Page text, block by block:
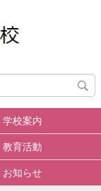
学校案内
教育活動
お知らせ